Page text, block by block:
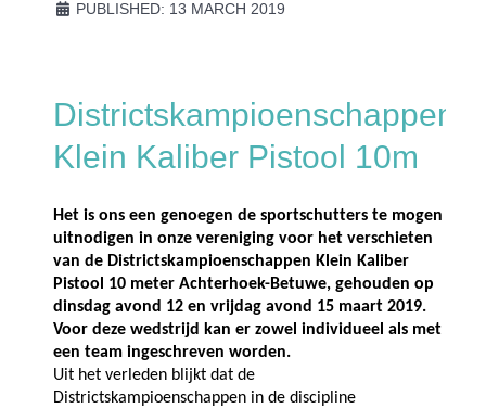
PUBLISHED: 13 MARCH 2019
Districtskampioenschappen
Klein Kaliber Pistool 10m
Het is ons een genoegen de sportschutters te mogen
uitnodigen in onze vereniging voor het verschieten
van de Districtskampioenschappen Klein Kaliber
Pistool 10 meter Achterhoek-Betuwe, gehouden op
dinsdag avond 12 en vrijdag avond 15 maart 2019.
Voor deze wedstrijd kan er zowel individueel als met
een team ingeschreven worden.
Uit het verleden blijkt dat de
Districtskampioenschappen in de discipline